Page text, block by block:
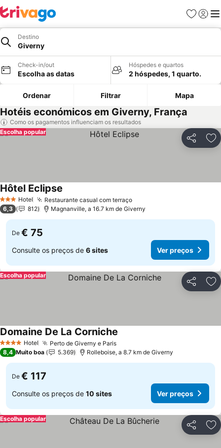
Favoritos
Iniciar
Destino
Giverny
Check-in/out
Escolha as datas
Hóspedes e quartos
2 hóspedes, 1 quarto.
Ordenar Filtrar Mapa
Hotéis económicos em Giverny, França
Como os pagamentos influenciam os resultados
Partilhar
Escolha popular
3 EstrelasHotel Restaurante casual com terraço
Hôtel Eclipse
6,3 812 Magnanville, a 16.7 km de Giverny
De € 75
Consulte os preços de 6 sites Ver preços
Partilhar
Escolha popular
4 EstrelasHotel Perto de Giverny e Paris
Domaine De La Corniche
8,4 Muito boa 5.369 Rolleboise, a 8.7 km de Giverny
De € 117
Consulte os preços de 10 sites Ver preços
Partilhar
Escolha popular